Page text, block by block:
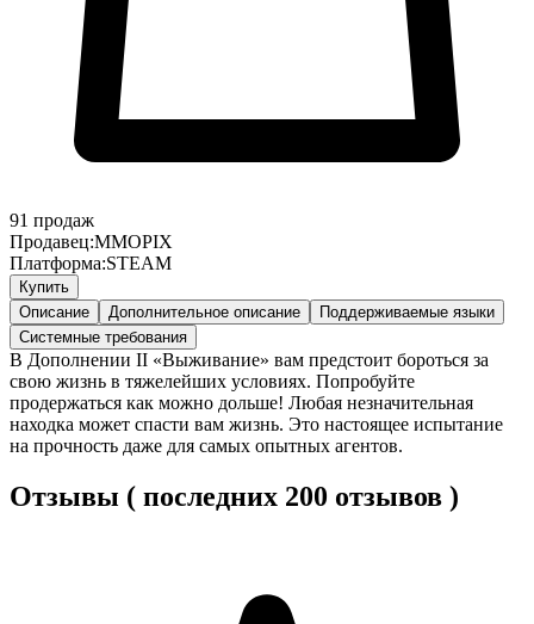
91 продаж
Продавец:MMOPIX
Платформа:STEAM
Купить
Описание
Дополнительное описание
Поддерживаемые языки
Системные требования
В Дополнении II «Выживание» вам предстоит бороться за
свою жизнь в тяжелейших условиях. Попробуйте
продержаться как можно дольше! Любая незначительная
находка может спасти вам жизнь. Это настоящее испытание
на прочность даже для самых опытных агентов.
Отзывы ( последних 200 отзывов )